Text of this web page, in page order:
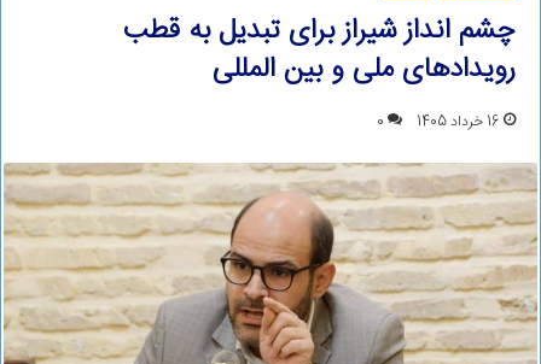
چشم انداز شیراز برای تبدیل به قطب
رویدادهای ملی و بین المللی
16 خرداد 1405 0